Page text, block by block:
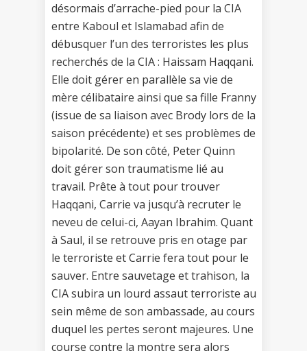
désormais d’arrache-pied pour la CIA
entre Kaboul et Islamabad afin de
débusquer l’un des terroristes les plus
recherchés de la CIA : Haissam Haqqani.
Elle doit gérer en parallèle sa vie de
mère célibataire ainsi que sa fille Franny
(issue de sa liaison avec Brody lors de la
saison précédente) et ses problèmes de
bipolarité. De son côté, Peter Quinn
doit gérer son traumatisme lié au
travail. Prête à tout pour trouver
Haqqani, Carrie va jusqu’à recruter le
neveu de celui-ci, Aayan Ibrahim. Quant
à Saul, il se retrouve pris en otage par
le terroriste et Carrie fera tout pour le
sauver. Entre sauvetage et trahison, la
CIA subira un lourd assaut terroriste au
sein même de son ambassade, au cours
duquel les pertes seront majeures. Une
course contre la montre sera alors